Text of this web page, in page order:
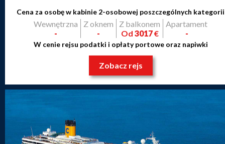
Cena za osobę w kabinie 2-osobowej poszczególnych kategorii
Wewnętrzna
-
Z oknem
-
Z balkonem
Od 3017€
Apartament
-
W cenie rejsu podatki i opłaty portowe oraz napiwki
Zobacz rejs